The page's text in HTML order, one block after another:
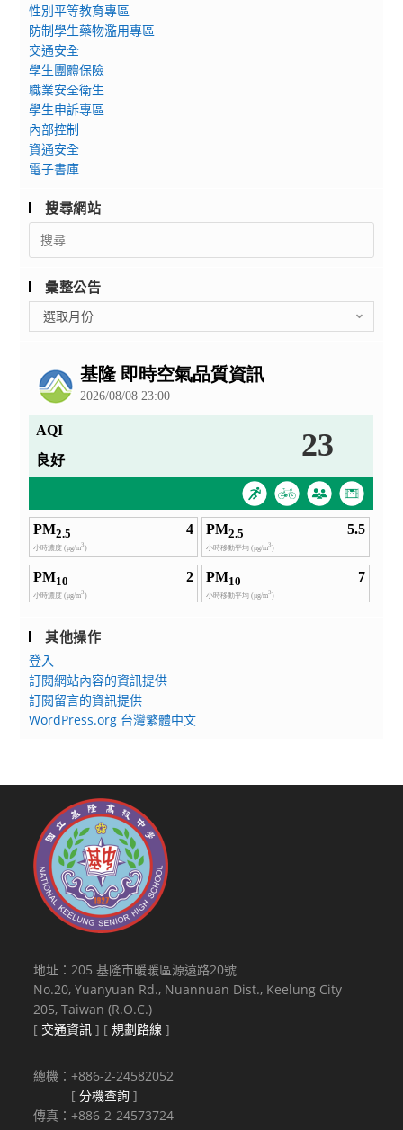
性別平等教育專區
防制學生藥物濫用專區
交通安全
學生團體保險
職業安全衛生
學生申訴專區
內部控制
資通安全
電子書庫
搜尋網站
Search
for:
彙整公告
整
選取月份
其他操作
登入
訂閱網站內容的資訊提供
訂閱留言的資訊提供
WordPress.org 台灣繁體中文
地址：205 基隆市暖暖區源遠路20號
No.20, Yuanyuan Rd., Nuannuan Dist., Keelung City
205, Taiwan (R.O.C.)
[ 交通資訊 ] [規劃路線 ]
總機：+886-2-24582052
[分機查詢 ]
傳真：+886-2-24573724